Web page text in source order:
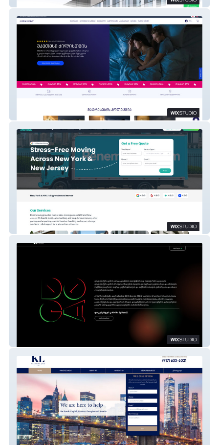
Rene Moving